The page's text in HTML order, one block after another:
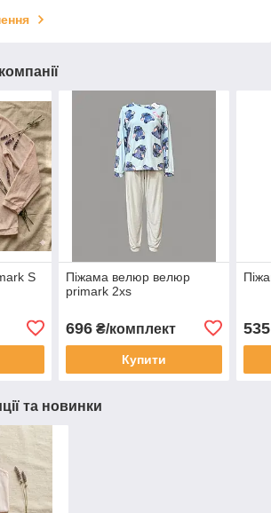
S
Піжама велюр велюр
primark 2xs
696₴/комплект
Купити
535
та новинки